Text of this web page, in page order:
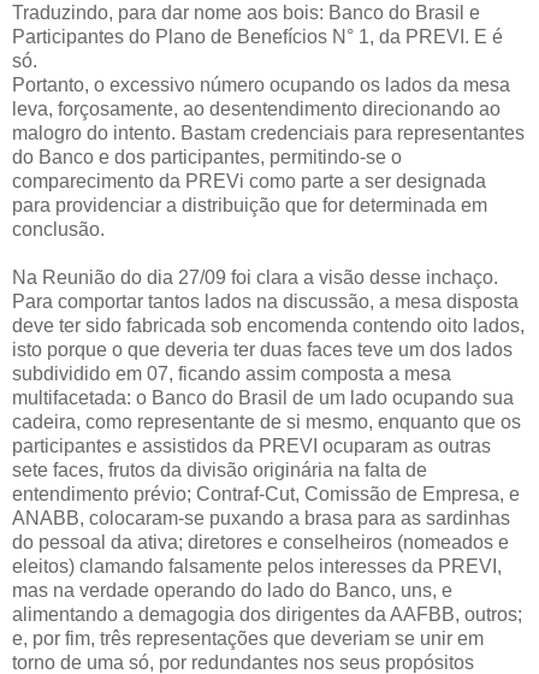
Traduzindo, para dar nome aos bois: Banco do Brasil e
Participantes do Plano de Benefícios N° 1, da PREVI. E é
só.
Portanto, o excessivo número ocupando os lados da mesa
leva, forçosamente, ao desentendimento direcionando ao
malogro do intento. Bastam credenciais para representantes
do Banco e dos participantes, permitindo-se o
comparecimento da PREVi como parte a ser designada
para providenciar a distribuição que for determinada em
conclusão.
Na Reunião do dia 27/09 foi clara a visão desse inchaço.
Para comportar tantos lados na discussão, a mesa disposta
deve ter sido fabricada sob encomenda contendo oito lados,
isto porque o que deveria ter duas faces teve um dos lados
subdividido em 07, ficando assim composta a mesa
multifacetada: o Banco do Brasil de um lado ocupando sua
cadeira, como representante de si mesmo, enquanto que os
participantes e assistidos da PREVI ocuparam as outras
sete faces, frutos da divisão originária na falta de
entendimento prévio; Contraf-Cut, Comissão de Empresa, e
ANABB, colocaram-se puxando a brasa para as sardinhas
do pessoal da ativa; diretores e conselheiros (nomeados e
eleitos) clamando falsamente pelos interesses da PREVI,
mas na verdade operando do lado do Banco, uns, e
alimentando a demagogia dos dirigentes da AAFBB, outros;
e, por fim, três representações que deveriam se unir em
torno de uma só, por redundantes nos seus propósitos